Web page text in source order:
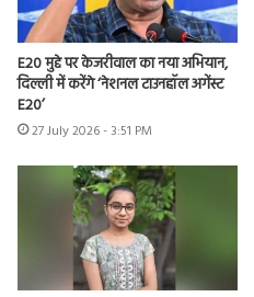
E20 मुद्दे पर केजरीवाल का नया अभियान,
दिल्ली में करेंगे ‘नेशनल टाउनहॉल अगेंस्ट
E20’
27 July 2026 - 3:51 PM